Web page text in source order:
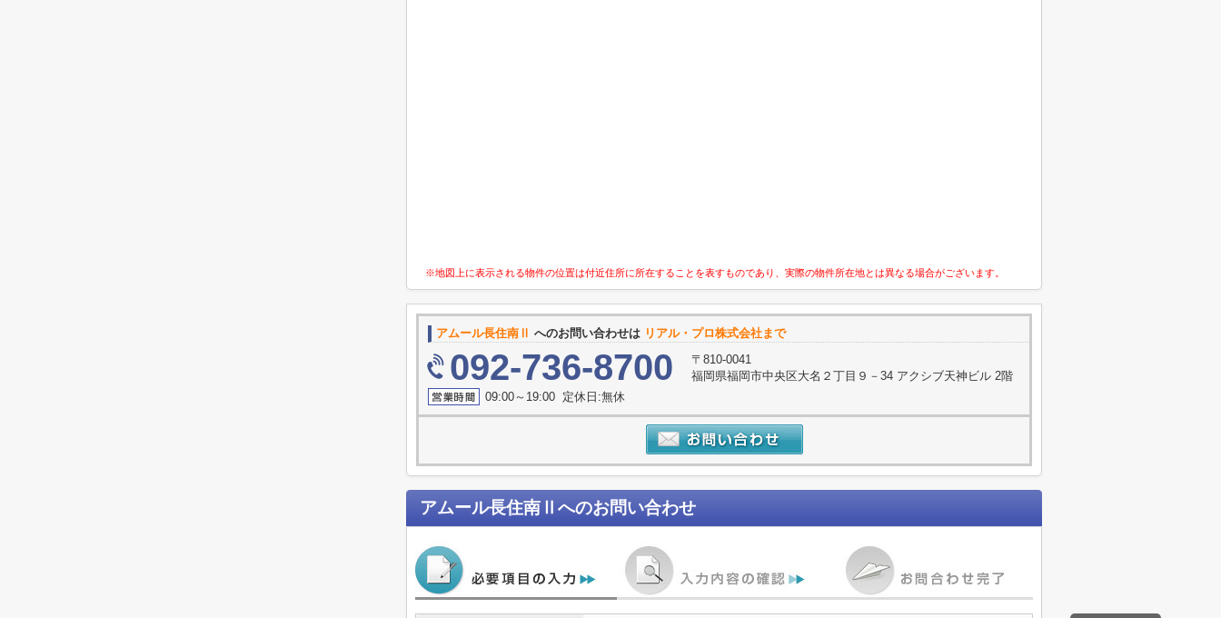
※地図上に表示される物件の位置は付近住所に所在することを表すものであり、実際の物件所在地とは異なる場合がございます。
アムール長住南Ⅱ へのお問い合わせは リアル・プロ株式会社まで
092-736-8700
〒810-0041
福岡県福岡市中央区大名２丁目９－34 アクシブ天神ビル 2階
09:00～19:00 定休日:無休
アムール長住南Ⅱ へのお問い合わせ